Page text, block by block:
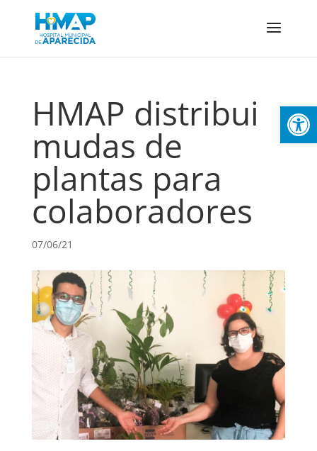
Abrir
HMAP distribui
mudas de
plantas para
colaboradores
07/06/21